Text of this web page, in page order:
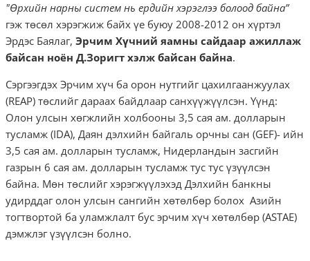
"Өрхийн нарны систем нь ердийн хэрэглээ болоод байна”
гэж төсөл хэрэгжиж байх үе буюу 2008-2012 он хүртэл
Эрдэс Баялаг, Эрчим Хүчний яамны сайдаар ажиллаж
байсан ноён Д.Зоригт хэлж байсан байна.
Сэргээгдэх Эрчим хүч ба орон нутгийг цахилгаанжуулах
(REAP) төслийг дараах байдлаар санхүүжүүлсэн. Үүнд:
Олон улсын хөгжлийн холбооны 3,5 сая ам. долларын
тусламж (IDA), Даян дэлхийн байгаль орчны сан (GEF)- ийн
3,5 сая ам. долларын тусламж, Нидерландын засгийн
газрын 6 сая ам. долларын тусламж тус тус үзүүлсэн
байна. Мөн төслийг хэрэгжүүлэхэд Дэлхийн банкны
удирддаг олон улсын сангийн хөтөлбөр болох Азийн
тогтвортой ба уламжлалт бус эрчим хүч хөтөлбөр (ASTAE)
дэмжлэг үзүүлсэн болно.